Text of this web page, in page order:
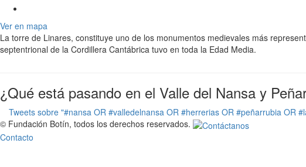
Ver en mapa
La torre de Linares, constituye uno de los monumentos medievales más
septentrional de la Cordillera Cantábrica tuvo en toda la Edad Media.
¿Qué está pasando en el Valle del Nansa y
Tweets sobre "#nansa OR #valledelnansa OR #herrerias OR #peñarrubia OR
© Fundación Botín, todos los derechos reservados.
Contacto